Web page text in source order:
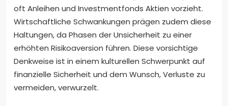
oft Anleihen und Investmentfonds Aktien vorzieht.
Wirtschaftliche Schwankungen prägen zudem diese
Haltungen, da Phasen der Unsicherheit zu einer
erhöhten Risikoaversion führen. Diese vorsichtige
Denkweise ist in einem kulturellen Schwerpunkt auf
finanzielle Sicherheit und dem Wunsch, Verluste zu
vermeiden, verwurzelt.